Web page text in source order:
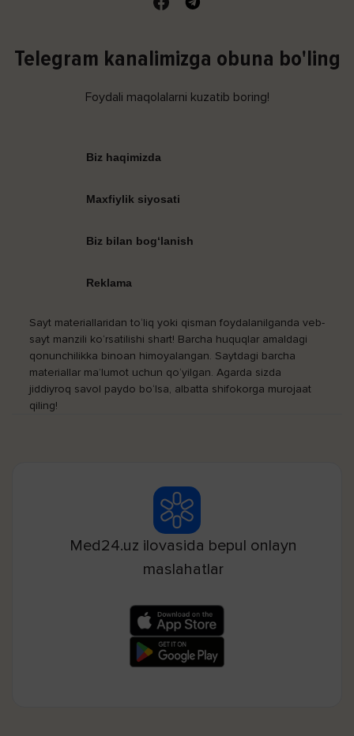
Telegram kanalimizga obuna bo'ling
Foydali maqolalarni kuzatib boring!
Biz haqimizda
Maxfiylik siyosati
Biz bilan bog‘lanish
Reklama
Sayt materiallaridan to‘liq yoki qisman foydalanilganda veb-
sayt manzili ko‘rsatilishi shart! Barcha huquqlar amaldagi
qonunchilikka binoan himoyalangan. Saytdagi barcha
materiallar ma’lumot uchun qo‘yilgan. Agarda sizda
jiddiyroq savol paydo bo‘lsa, albatta shifokorga murojaat
qiling!
Med24.uz ilovasida bepul onlayn
maslahatlar